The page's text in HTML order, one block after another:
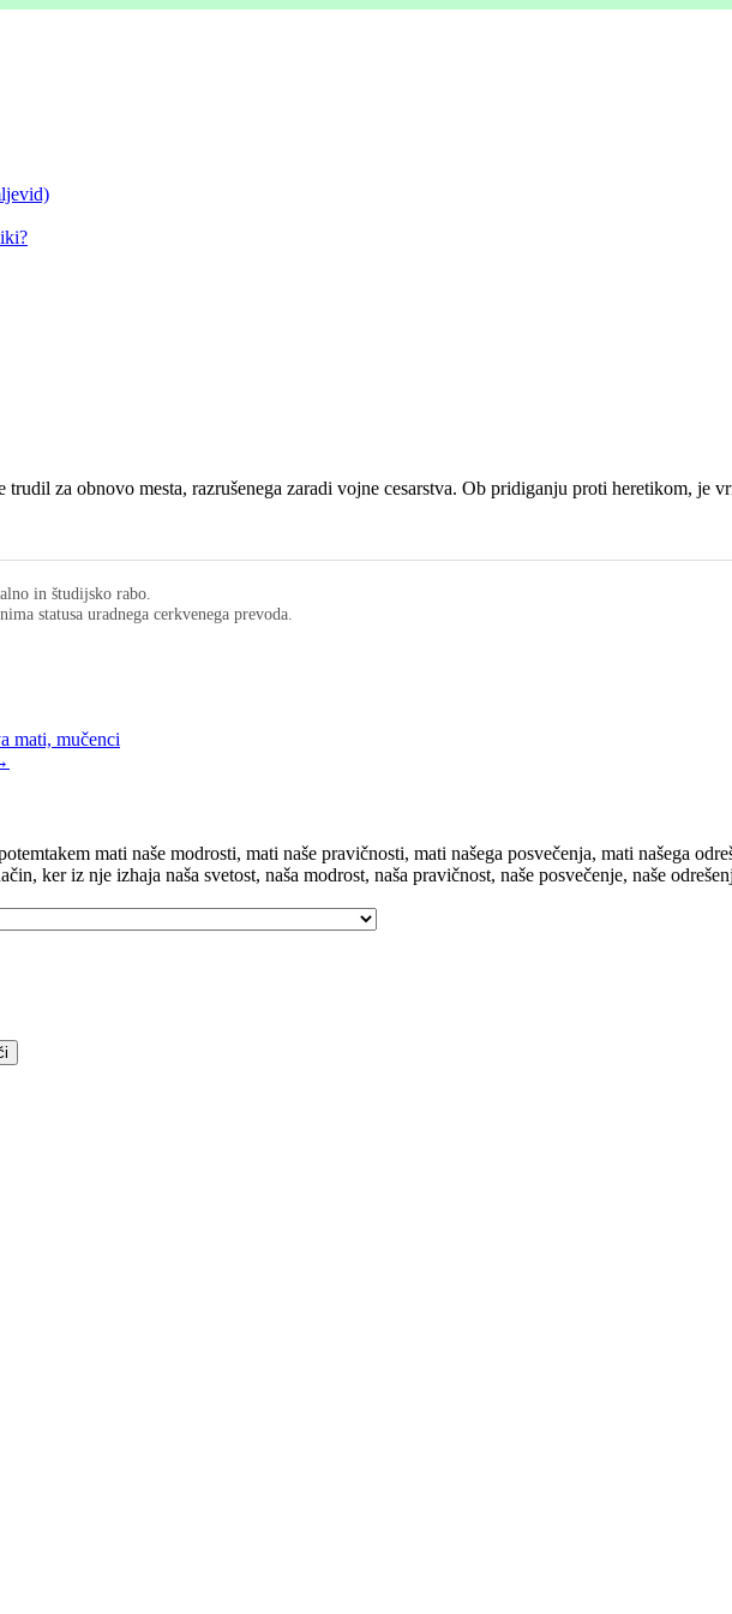
za obnovo mesta, razrušenega zaradi vojne cesarstva. Ob pridiganju proti heretikom, je
in študijsko rabo.
statusa uradnega cerkvenega prevoda.
mati, mučenci
mati naše modrosti, mati naše pravičnosti, mati našega posvečenja, mati našega
ker iz nje izhaja naša svetost, naša modrost, naša pravičnost, naše posvečenje, naše